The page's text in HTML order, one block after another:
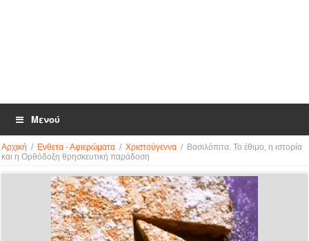
Μενού
Αρχική / Ενθετα - Αφιερώματα / Χριστούγεννα / Βασιλόπιτα. Το έθιμο, η ιστορία
και η Ορθόδοξη θρησκευτική παράδοση